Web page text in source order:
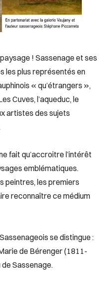
paysage ! Sassenage et ses
les plus représentés en
« qu’étrangers »,
Cuves, l’aqueduc, le
artistes des sujets
fait qu’accroitre l’intérêt
emblématiques.
peintres, les premiers
reconnaître ce médium
se distingue :
de Bérenger (1811-
Sassenage.